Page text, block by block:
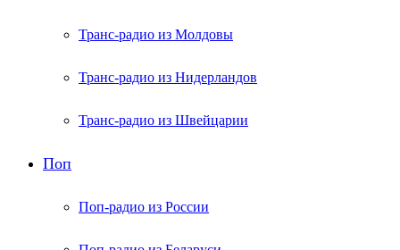
Транс-радио из Молдовы
Транс-радио из Нидерландов
Транс-радио из Швейцарии
Поп
Поп-радио из России